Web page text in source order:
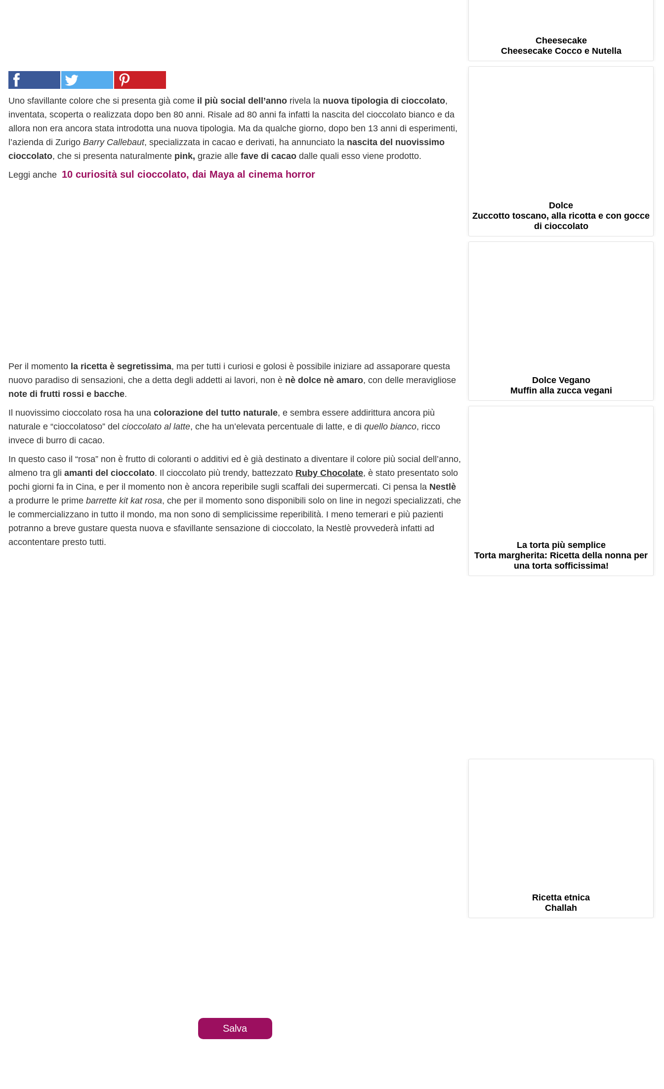
Uno sfavillante colore che si presenta già come il più social dell’anno rivela la nuova tipologia di cioccolato,
inventata, scoperta o realizzata dopo ben 80 anni. Risale ad 80 anni fa infatti la nascita del cioccolato bianco e da
allora non era ancora stata introdotta una nuova tipologia. Ma da qualche giorno, dopo ben 13 anni di esperimenti,
l’azienda di Zurigo Barry Callebaut, specializzata in cacao e derivati, ha annunciato la nascita del nuovissimo
cioccolato, che si presenta naturalmente pink, grazie alle fave di cacao dalle quali esso viene prodotto.
Leggi anche 10 curiosità sul cioccolato, dai Maya al cinema horror
Per il momento la ricetta è segretissima, ma per tutti i curiosi e golosi è possibile iniziare ad assaporare questa
nuovo paradiso di sensazioni, che a detta degli addetti ai lavori, non è nè dolce nè amaro, con delle meravigliose
note di frutti rossi e bacche.
Il nuovissimo cioccolato rosa ha una colorazione del tutto naturale, e sembra essere addirittura ancora più
naturale e “cioccolatoso” del cioccolato al latte, che ha un’elevata percentuale di latte, e di quello bianco, ricco
invece di burro di cacao.
In questo caso il “rosa” non è frutto di coloranti o additivi ed è già destinato a diventare il colore più social dell’anno,
almeno tra gli amanti del cioccolato. Il cioccolato più trendy, battezzato Ruby Chocolate, è stato presentato solo
pochi giorni fa in Cina, e per il momento non è ancora reperibile sugli scaffali dei supermercati. Ci pensa la Nestlè
a produrre le prime barrette kit kat rosa, che per il momento sono disponibili solo on line in negozi specializzati, che
le commercializzano in tutto il mondo, ma non sono di semplicissime reperibilità. I meno temerari e più pazienti
potranno a breve gustare questa nuova e sfavillante sensazione di cioccolato, la Nestlè provvederà infatti ad
accontentare presto tutti.
Salva
Cheesecake
Cheesecake Cocco e Nutella
Dolce
Zuccotto toscano, alla ricotta e con gocce
di cioccolato
Dolce Vegano
Muffin alla zucca vegani
La torta più semplice
Torta margherita: Ricetta della nonna per
una torta sofficissima!
Ricetta etnica
Challah